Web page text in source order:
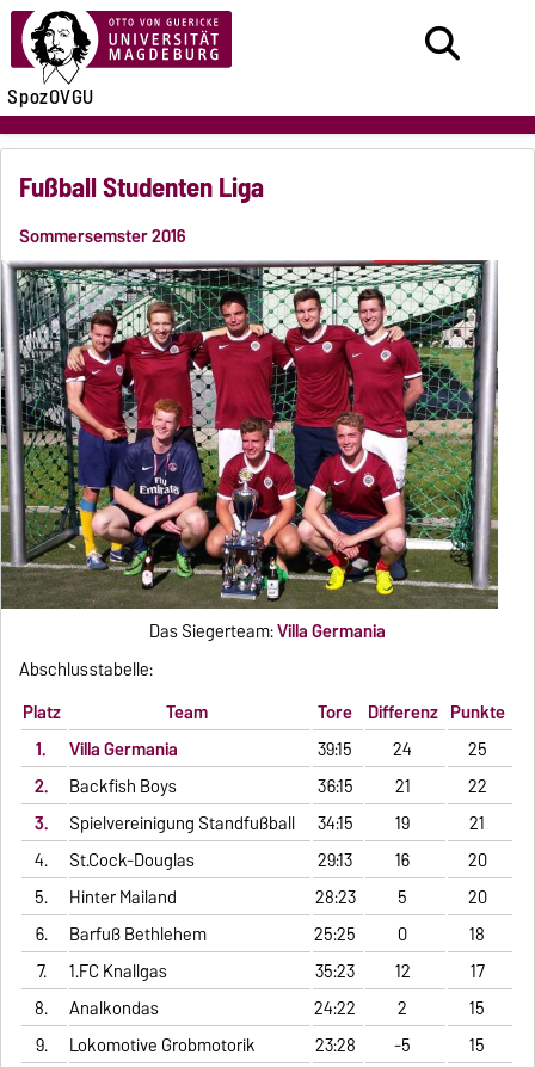
SpozOVGU
Fußball Studenten Liga
Sommersemster 2016
Das Siegerteam:Villa Germania
Abschlusstabelle:
Platz
Team Tore Differenz Punkte
1.
Villa Germania 39:15 24
25
2.
Backfish Boys 36:15 21
22
3.
Spielvereinigung Standfußball 34:15 19
21
4.
St.Cock-Douglas 29:13 16
20
5.
Hinter Mailand 28:23 5
20
6.
Barfuß Bethlehem 25:25 0
18
7.
1.FC Knallgas 35:23 12
17
8.
Analkondas 24:22 2
15
9.
Lokomotive Grobmotorik 23:28 -5
15